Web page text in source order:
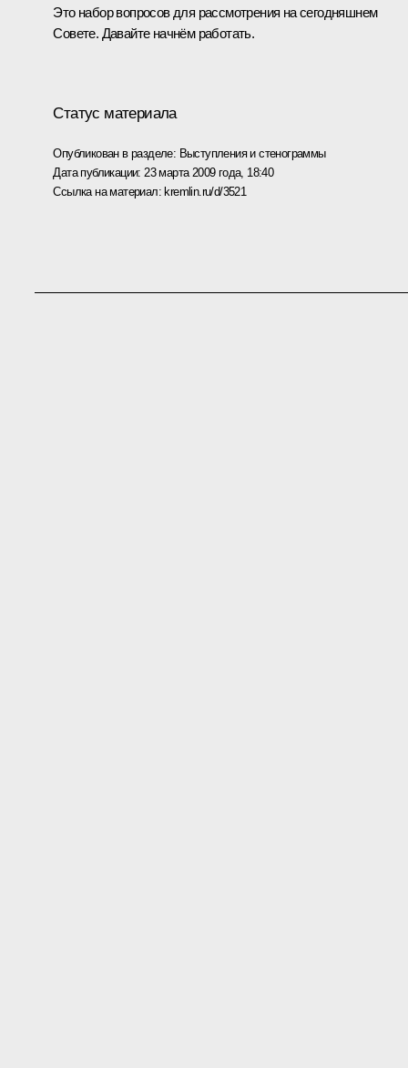
Это набор вопросов для рассмотрения на сегодняшнем
Совете. Давайте начнём работать.
Статус материала
Опубликован в разделе: Выступления и стенограммы
Дата публикации: 23 марта 2009 года, 18:40
Ссылка на материал:kremlin.ru/d/3521